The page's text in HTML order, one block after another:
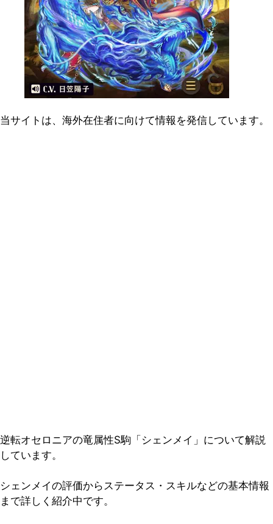
当サイトは、海外在住者に向けて情報を発信しています。
逆転オセロニアの竜属性S駒「シェンメイ」について解説
しています。
シェンメイの評価からステータス・スキルなどの基本情報
まで詳しく紹介中です。